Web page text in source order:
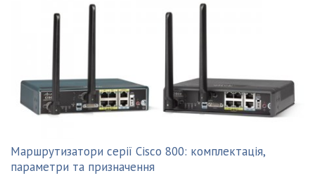
Маршрутизатори серії Cisco 800: комплектація,
параметри та призначення